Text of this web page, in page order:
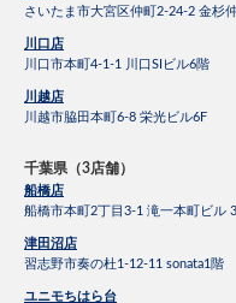
さいたま市大宮区仲町2-24-2 金杉
川口店
川口市本町4-1-1 川口SIビル6階
川越店
川越市脇田本町6-8 栄光ビル6F
千葉県（3店舗）
船橋店
船橋市本町2丁目3-1 滝一本町ビル
津田沼店
習志野市奏の杜1-12-11 sonata1階
ユニモちはら台